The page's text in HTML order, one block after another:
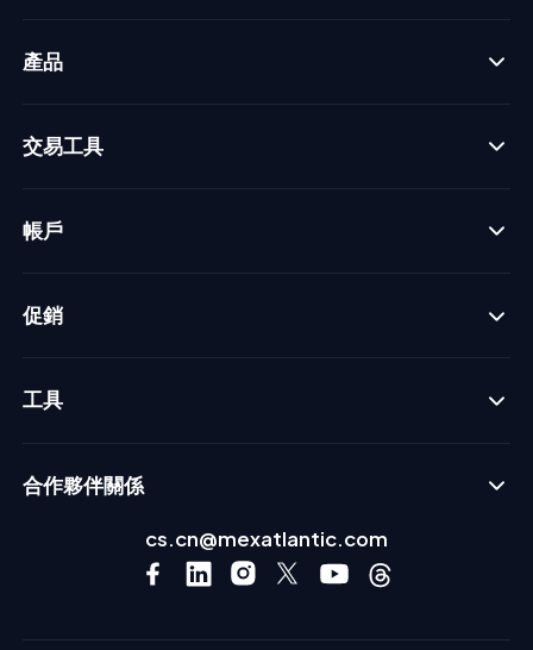
產品
交易工具
帳戶
促銷
工具
合作夥伴關係
cs.cn@mexatlantic.com